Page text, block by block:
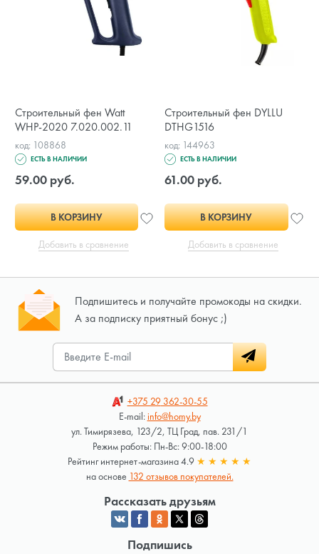
Строительный фен Watt
WHP-2020 7.020.002.11
код: 108868
ЕСТЬ В НАЛИЧИИ
59.00 руб.
В КОРЗИНУ
Добавить в сравнение
Строительный фен DYLLU
DTHG1516
код: 144963
ЕСТЬ В НАЛИЧИИ
61.00 руб.
В КОРЗИНУ
Добавить в сравнение
Подпишитесь и получайте промокоды на скидки.
А за подписку приятный бонус ;)
+375 29362-30-55
E-mail:info@homy.by
ул. Тимирязева, 123/2, ТЦ Град, пав. 231/1
Режим работы: Пн-Вс: 9:00-18:00
Рейтинг интернет-магазина 4.9 ★ ★ ★ ★ ★
на основе 132 отзывов покупателей.
Рассказать друзьям
Подпишись